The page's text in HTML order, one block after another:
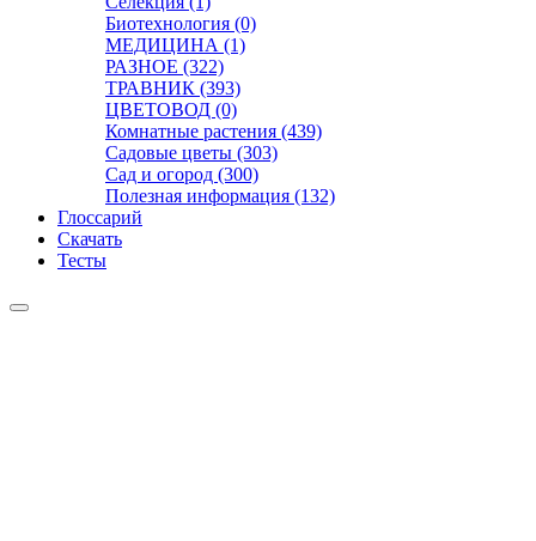
Биотехнология (0)
МЕДИЦИНА (1)
РАЗНОЕ (322)
ТРАВНИК (393)
ЦВЕТОВОД (0)
Комнатные растения (439)
Садовые цветы (303)
Сад и огород (300)
Полезная информация (132)
Глоссарий
Скачать
Тесты